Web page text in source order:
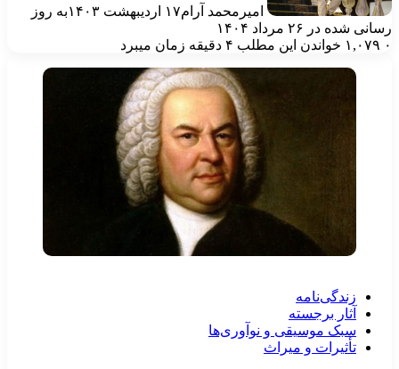
امیرمحمد آرام ۱۷ اردیبهشت ۱۴۰۳
به روز
شده در ۲۶ مرداد ۱۴۰۴
خواندن این مطلب ۴ دقیقه زمان میبرد
زندگی‌نامه
آثار برجسته
سبک موسیقی و نوآوری‌ها
تأثیرات و میراث